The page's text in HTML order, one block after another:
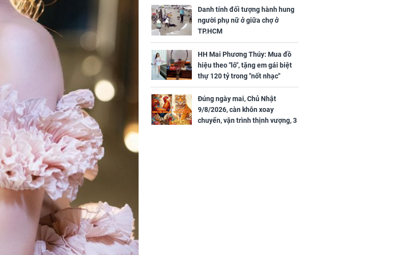
Trong 4 ngày cuối
tháng 6 âm lịch, 3 con
giáp vượng phát Tài
Lộc, Phú Quý trăm bề,
đổi mệnh Phượng
Hoàng, ôm trọn cơ
ngơi đồ sộ
Hoa, vận trình khai sáng
Danh tính đối tượng hành hung
người phụ nữ ở giữa chợ ở
TP.HCM
HH Mai Phương Thúy: Mua đồ
hiệu theo "lô", tặng em gái biệt
thự 120 tỷ trong "nốt nhạc"
Đúng ngày mai, Chủ Nhật
9/8/2026, càn khôn xoay
chuyển, vận trình thịnh vượng, 3